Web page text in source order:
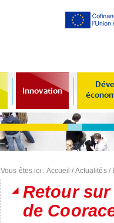
Innovation
Vous êtes ici : Accueil /Actualités/
Retour sur
de